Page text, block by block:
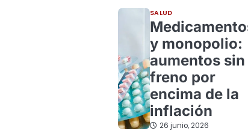
SALUD
y monopolio:
aumentos sin
freno por
encima de la
inflación
26 junio, 2026